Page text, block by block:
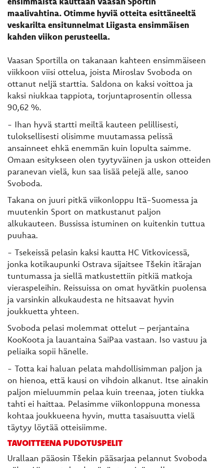
maalivahtina. Otimme hyviä otteita esittäneeltä
veskarilta ensitunnelmat Liigasta ensimmäisen
kahden viikon perusteella.
Vaasan Sportilla on takanaan kahteen ensimmäiseen
viikkoon viisi ottelua, joista Miroslav Svoboda on
ottanut neljä starttia. Saldona on kaksi voittoa ja
kaksi niukkaa tappiota, torjuntaprosentin ollessa
90,62 %.
- Ihan hyvä startti meiltä kauteen pelillisesti,
tuloksellisesti olisimme muutamassa pelissä
ansainneet ehkä enemmän kuin lopulta saimme.
Omaan esitykseen olen tyytyväinen ja uskon otteiden
paranevan vielä, kun saa lisää pelejä alle, sanoo
Svoboda.
Takana on juuri pitkä viikonloppu Itä-Suomessa ja
muutenkin Sport on matkustanut paljon
alkukauteen. Bussissa istuminen on kuitenkin tuttua
puuhaa.
- Tsekeissä pelasin kaksi kautta HC Vitkovicessä,
jonka kotikaupunki Ostrava sijaitsee Tšekin itärajan
tuntumassa ja siellä matkustettiin pitkiä matkoja
vieraspeleihin. Reissuissa on omat hyvätkin puolensa
ja varsinkin alkukaudesta ne hitsaavat hyvin
joukkuetta yhteen.
Svoboda pelasi molemmat ottelut – perjantaina
KooKoota ja lauantaina SaiPaa vastaan. Iso vastuu ja
peliaika sopii hänelle.
- Totta kai haluan pelata mahdollisimman paljon ja
on hienoa, että kausi on vihdoin alkanut. Itse ainakin
paljon mieluummin pelaa kuin treenaa, joten tiukka
tahti ei haittaa. Pelasimme viikonloppuna monessa
kohtaa joukkueena hyvin, mutta tasaisuutta vielä
täytyy löytää otteisiimme.
TAVOITTEENA PUDOTUSPELIT
Urallaan pääosin Tšekin pääsarjaa pelannut Svoboda